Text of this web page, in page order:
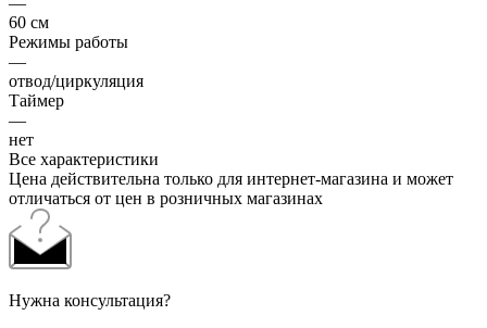
60 см
Режимы работы
—
отвод/циркуляция
Таймер
—
нет
Все характеристики
Цена действительна только для интернет-магазина и может
отличаться от цен в розничных магазинах
Нужна консультация?